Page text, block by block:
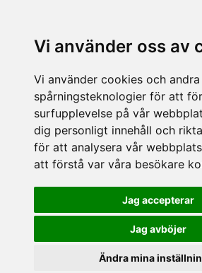
Vi använder oss av
Vi använder cookies och andra
spårningsteknologier för att
surfupplevelse på vår
dig personligt innehåll och
för att analysera vår
att förstå var våra besökare
Jag accepterar
Jag avböjer
Ändra mina